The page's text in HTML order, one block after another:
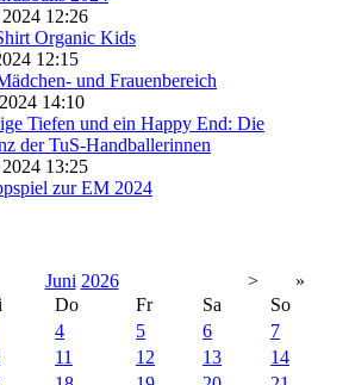
12:26
Organic Kids
12:15
und Frauenbereich
14:10
Tiefen und ein Happy End: Die
der TuS-Handballerinnen
13:25
zur EM 2024
Juni 2026 >
»
Do Fr Sa
So
4 5 6
7
11 12 13
14